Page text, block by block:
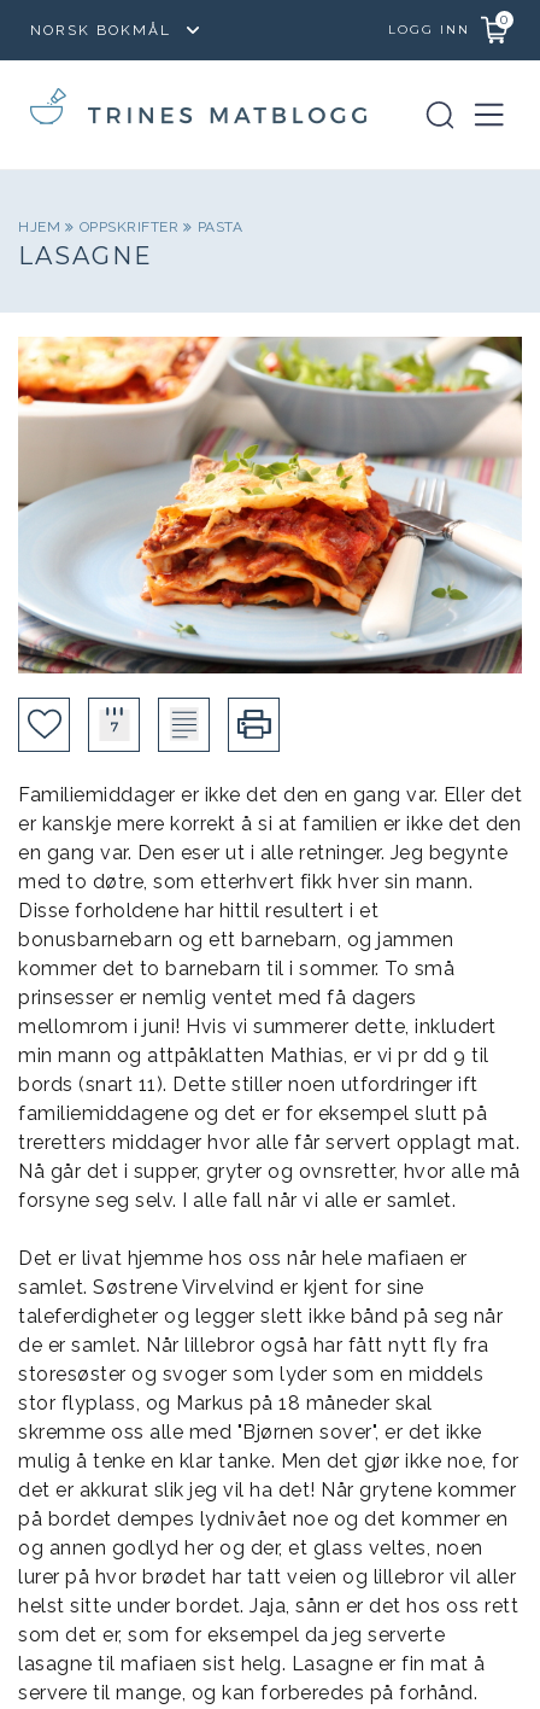
LOGG INN
0
HJEM OPPSKRIFTER PASTA
LASAGNE
Familiemiddager er ikke det den en gang var. Eller det
er kanskje mere korrekt å si at familien er ikke det den
en gang var. Den eser ut i alle retninger. Jeg begynte
med to døtre, som etterhvert fikk hver sin mann.
Disse forholdene har hittil resultert i et
bonusbarnebarn og ett barnebarn, og jammen
kommer det to barnebarn til i sommer. To små
prinsesser er nemlig ventet med få dagers
mellomrom i juni! Hvis vi summerer dette, inkludert
min mann og attpåklatten Mathias, er vi pr dd 9 til
bords (snart 11). Dette stiller noen utfordringer ift
familiemiddagene og det er for eksempel slutt på
treretters middager hvor alle får servert opplagt mat.
Nå går det i supper, gryter og ovnsretter, hvor alle må
forsyne seg selv. I alle fall når vi alle er samlet.
Det er livat hjemme hos oss når hele mafiaen er
samlet. Søstrene Virvelvind er kjent for sine
taleferdigheter og legger slett ikke bånd på seg når
de er samlet. Når lillebror også har fått nytt fly fra
storesøster og svoger som lyder som en middels
stor flyplass, og Markus på 18 måneder skal
skremme oss alle med "Bjørnen sover", er det ikke
mulig å tenke en klar tanke. Men det gjør ikke noe, for
det er akkurat slik jeg vil ha det! Når grytene kommer
på bordet dempes lydnivået noe og det kommer en
og annen godlyd her og der, et glass veltes, noen
lurer på hvor brødet har tatt veien og lillebror vil aller
helst sitte under bordet. Jaja, sånn er det hos oss rett
som det er, som for eksempel da jeg serverte
lasagne til mafiaen sist helg. Lasagne er fin mat å
servere til mange, og kan forberedes på forhånd.